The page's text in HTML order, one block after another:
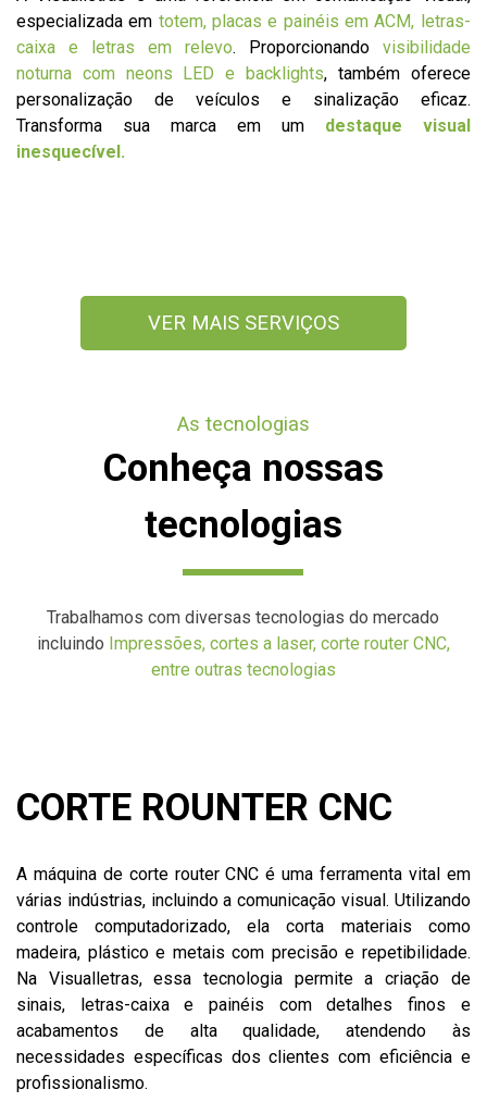
especializada em totem, placas e painéis em ACM, letras-
caixa e letras em relevo. Proporcionando visibilidade
noturna com neons LED e backlights, também oferece
personalização de veículos e sinalização eficaz.
Transforma sua marca em um destaque visual
inesquecível.
VER MAIS SERVIÇOS
As tecnologias
Conheça nossas
tecnologias
Trabalhamos com diversas tecnologias do mercado
incluindo Impressões, cortes a laser, corte router CNC,
entre outras tecnologias
CORTE ROUNTER CNC
A máquina de corte router CNC é uma ferramenta vital em
várias indústrias, incluindo a comunicação visual. Utilizando
controle computadorizado, ela corta materiais como
madeira, plástico e metais com precisão e repetibilidade.
Na Visualletras, essa tecnologia permite a criação de
sinais, letras-caixa e painéis com detalhes finos e
acabamentos de alta qualidade, atendendo às
necessidades específicas dos clientes com eficiência e
profissionalismo.